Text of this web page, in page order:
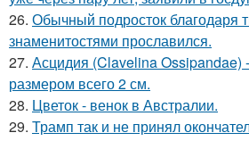
26. Обычный подросток благодаря
знаменитостями прославился.
27. Асцидия (Clavelina Ossipandae)
размером всего 2 см.
28. Цветок - венок в Австралии.
29. Трамп так и не принял